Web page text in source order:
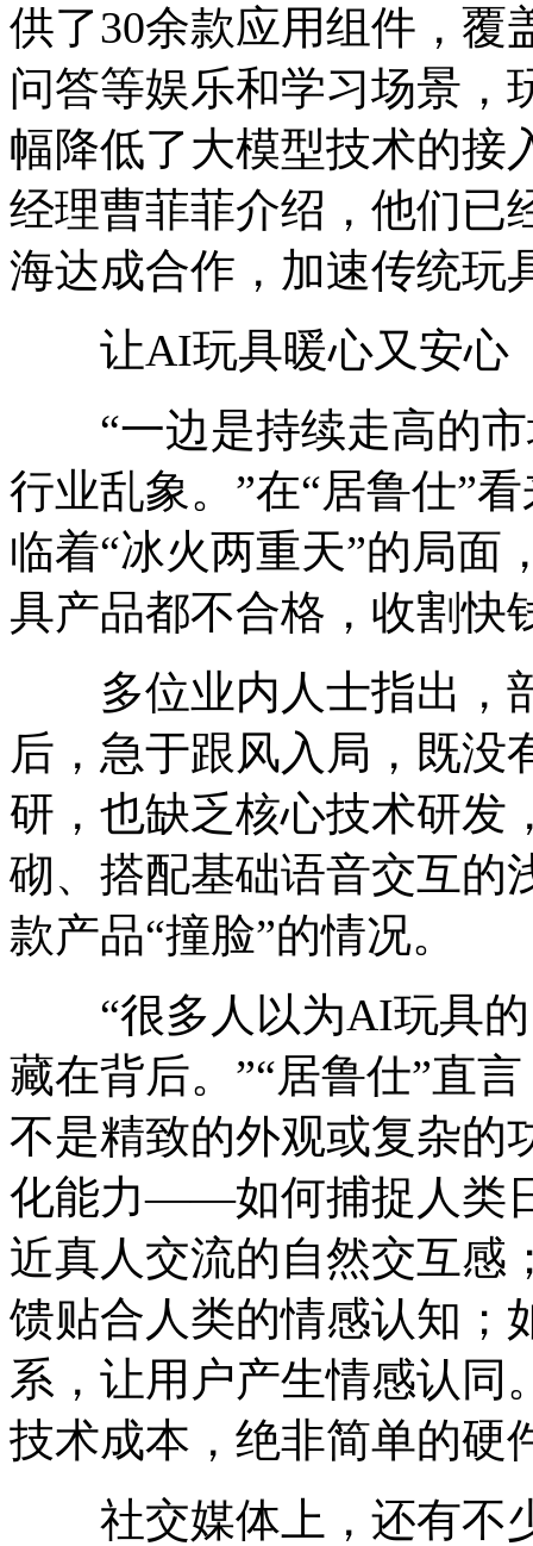
供了30余款应用组件，覆
问答等娱乐和学习场景，
幅降低了大模型技术的接
经理曹菲菲介绍，他们已
海达成合作，加速传统玩
让AI玩具暖心又安心
“一边是持续走高的市
行业乱象。”在“居鲁仕”
临着“冰火两重天”的局面
具产品都不合格，收割快
多位业内人士指出，
后，急于跟风入局，既没
研，也缺乏核心技术研发
砌、搭配基础语音交互的
款产品“撞脸”的情况。
“很多人以为AI玩具的
藏在背后。”“居鲁仕”直
不是精致的外观或复杂的
化能力——如何捕捉人类
近真人交流的自然交互感
馈贴合人类的情感认知；
系，让用户产生情感认同
技术成本，绝非简单的硬
社交媒体上，还有不